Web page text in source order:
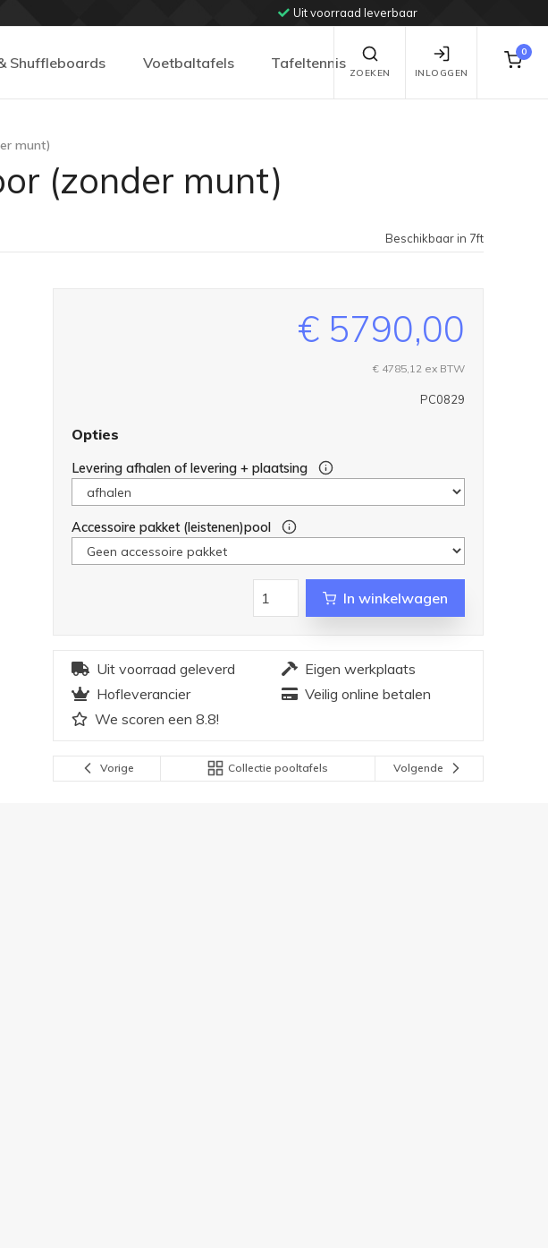
Uit voorraad leverbaar
Shuffleboards Voetbaltafels Tafeltennis
ZOEKEN INLOGGEN
0
munt)
(zonder munt)
Beschikbaar in 7ft
€ 5790,00
€ 4785,12 ex BTW
PC0829
Opties
Levering afhalen of levering + plaatsing
Accessoire pakket (leistenen)pool
In winkelwagen
Uit voorraad geleverd
Eigen werkplaats
Hofleverancier
Veilig online betalen
We scoren een 8.8!
Vorige Collectie pooltafels Volgende